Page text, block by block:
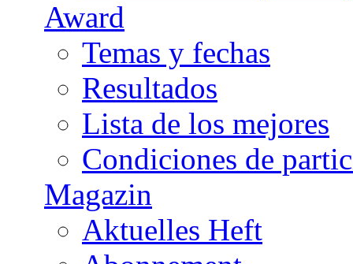
Award
Temas y fechas
Resultados
Lista de los mejores
Condiciones de
Magazin
Aktuelles Heft